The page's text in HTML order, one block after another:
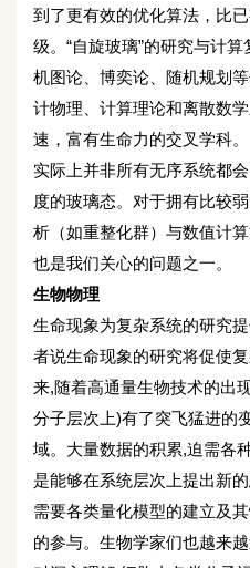
到了更有效的优化算法，比
级。“自旋玻璃”的研究与计
机图论、博奕论、随机规划
计物理、计算理论和离散数
速，富有生命力的交叉学科。
实际上并非所有无序系统都
度的玻璃态。对于拥有比较
析（如重整化群）与数值计
也是我们关心的问题之一。
生物物理
生命现象为复杂系统的研究
者说生命现象的研究将促使
来,随着高通量生物技术的出
分子层次上)有了突飞猛进的
域。大量数据的积累,迫需各
是能够在系统层次上提出新
需要各类量化模型的建立及
的参与。生物学家们也越来